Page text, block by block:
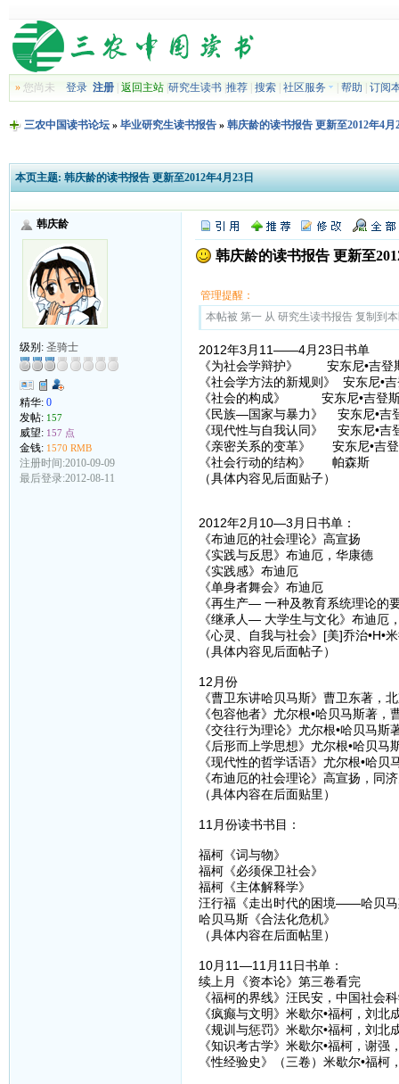
»您尚未 登录 注册| 返回主站| 研究生读书| 推荐| 搜索| 社区服务 帮助 订阅
三农中国读书论坛» 毕业研究生读书报告» 韩庆龄的读书报告 更新至2012年4月
本页主题: 韩庆龄的读书报告 更新至2012年4月23日
韩庆龄
级别: 圣骑士
精华: 0
发帖: 157
威望: 157 点
金钱: 1570 RMB
注册时间:2010-09-09
最后登录:2012-08-11
韩庆龄的读书报告 更新至
管理提醒：
本帖被 第一 从 研究生读书报告 复制到
2012年3月11——4月23日书单
《为社会学辩护》 安东尼•吉登
《社会学方法的新规则》 安东尼•
《社会的构成》 安东尼•吉登
《民族—国家与暴力》 安东尼•吉
《现代性与自我认同》 安东尼•吉
《亲密关系的变革》 安东尼•吉
《社会行动的结构》 帕森斯
（具体内容见后面贴子）
2012年2月10—3月日书单：
《布迪厄的社会理论》高宣扬
《实践与反思》布迪厄，华康德
《实践感》布迪厄
《单身者舞会》布迪厄
《再生产— 一种及教育系统理论的
《继承人— 大学生与文化》布迪厄
《心灵、自我与社会》[美]乔治•H•
（具体内容见后面帖子）
12月份
《曹卫东讲哈贝马斯》曹卫东著，
《包容他者》尤尔根•哈贝马斯著
《交往行为理论》尤尔根•哈贝马
《后形而上学思想》尤尔根•哈贝
《现代性的哲学话语》尤尔根•哈
《布迪厄的社会理论》高宣扬，同
（具体内容在后面贴里）
11月份读书书目：
福柯《词与物》
福柯《必须保卫社会》
福柯《主体解释学》
汪行福《走出时代的困境——哈贝马
哈贝马斯《合法化危机》
（具体内容在后面帖里）
10月11—11月11日书单：
续上月《资本论》第三卷看完
《福柯的界线》汪民安，中国社会
《疯癫与文明》米歇尔•福柯，刘
《规训与惩罚》米歇尔•福柯，刘
《知识考古学》米歇尔•福柯，谢强
《性经验史》（三卷）米歇尔•福